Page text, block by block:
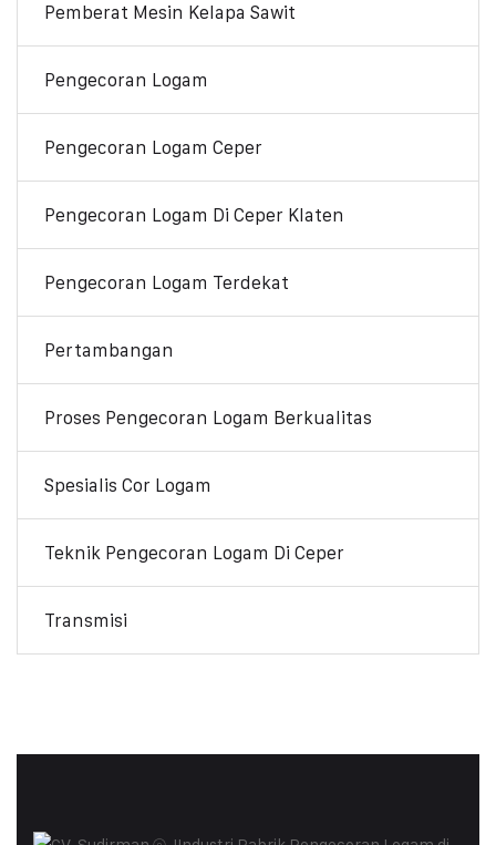
Pemberat Mesin Kelapa Sawit
Pengecoran Logam
Pengecoran Logam Ceper
Pengecoran Logam Di Ceper Klaten
Pengecoran Logam Terdekat
Pertambangan
Proses Pengecoran Logam Berkualitas
Spesialis Cor Logam
Teknik Pengecoran Logam Di Ceper
Transmisi